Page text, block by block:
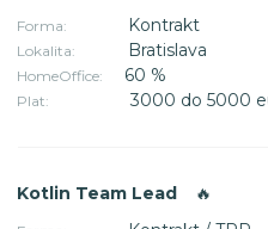
Forma: Kontrakt
Lokalita: Bratislava
HomeOffice: 60 %
Plat: 3000 do 5000
Kotlin Team Lead 🔥